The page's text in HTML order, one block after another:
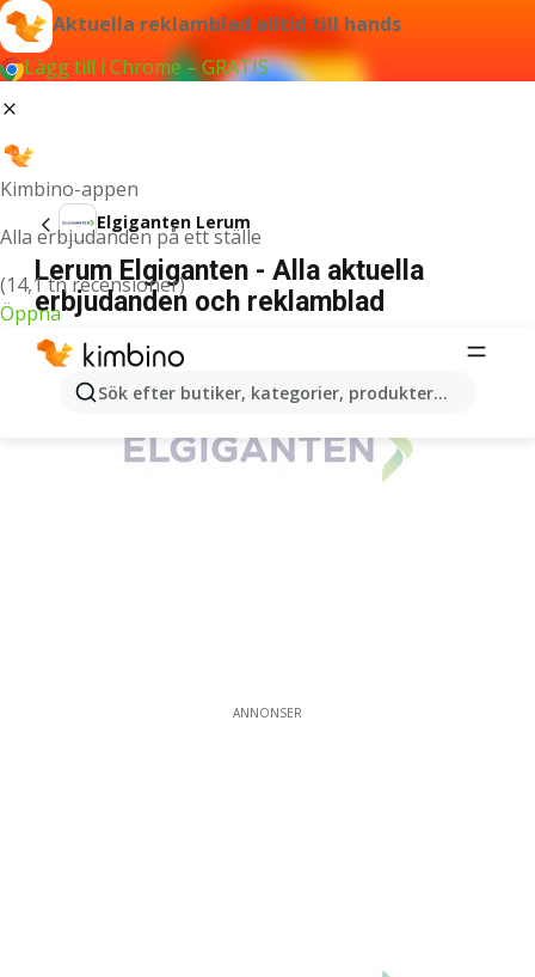
Aktuella reklamblad alltid till hands
Lägg till i Chrome – GRATIS
Kimbino-appen
Alla erbjudanden på ett ställe
(14,1 tn recensioner)
Öppna
Sök efter butiker, kategorier, produkter...
Elgiganten Lerum
Lerum Elgiganten - Alla aktuella
erbjudanden och reklamblad
ANNONSER